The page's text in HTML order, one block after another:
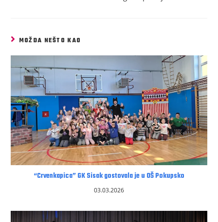
MOŽDA NEŠTO KAO
“Crvenkapica” GK Sisak gostovala je u OŠ Pokupsko
03.03.2026